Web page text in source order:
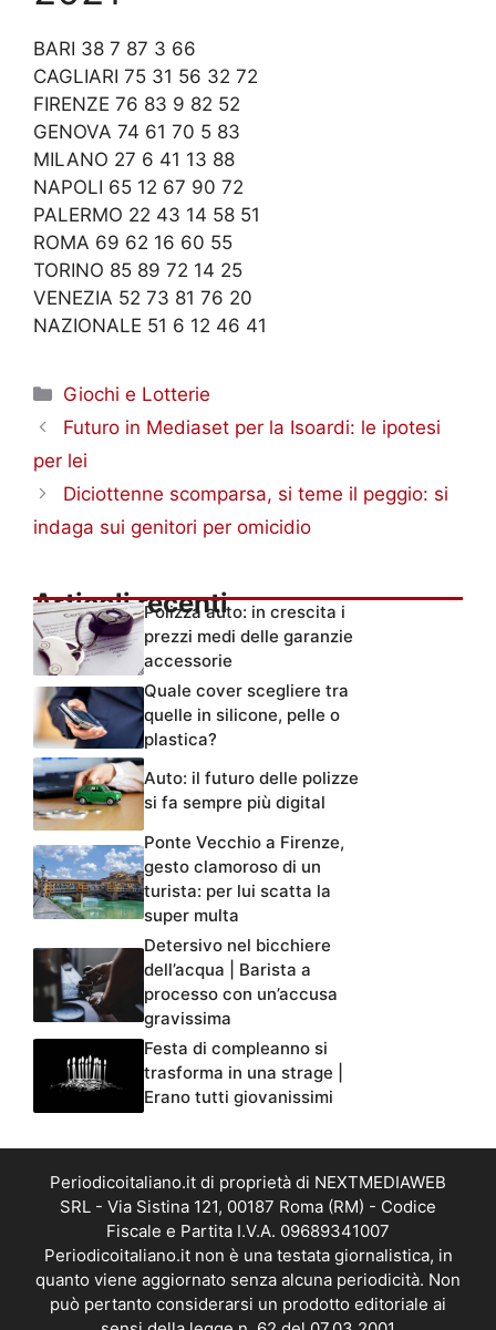
BARI 38 7 87 3 66
CAGLIARI 75 31 56 32 72
FIRENZE 76 83 9 82 52
GENOVA 74 61 70 5 83
MILANO 27 6 41 13 88
NAPOLI 65 12 67 90 72
PALERMO 22 43 14 58 51
ROMA 69 62 16 60 55
TORINO 85 89 72 14 25
VENEZIA 52 73 81 76 20
NAZIONALE 51 6 12 46 41
Categorie
Giochi e Lotterie
Futuro in Mediaset per la Isoardi: le ipotesi
per lei
Diciottenne scomparsa, si teme il peggio: si
indaga sui genitori per omicidio
Articoli recentiPolizza auto: in crescita i
prezzi medi delle garanzie
accessorie
Quale cover scegliere tra
quelle in silicone, pelle o
plastica?
Auto: il futuro delle polizze
si fa sempre più digital
Ponte Vecchio a Firenze,
gesto clamoroso di un
turista: per lui scatta la
super multa
Detersivo nel bicchiere
dell’acqua | Barista a
processo con un’accusa
gravissima
Festa di compleanno si
trasforma in una strage |
Erano tutti giovanissimi
Periodicoitaliano.it di proprietà di NEXTMEDIAWEB
SRL - Via Sistina 121, 00187 Roma (RM) - Codice
Fiscale e Partita I.V.A. 09689341007
Periodicoitaliano.it non è una testata giornalistica, in
quanto viene aggiornato senza alcuna periodicità. Non
può pertanto considerarsi un prodotto editoriale ai